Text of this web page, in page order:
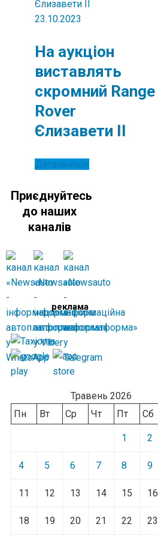
23.10.2023
На аукціон
виставлять
скромний Range
Rover
Єлизавети II
Детальніше
Приєднуйтесь
до наших
каналів
реклама
Травень 2026
Пн
Вт Ср Чт Пт Сб
1 2
4 5 6 7 8 9
11 12 13 14 15 16
18 19 20 21 22 23